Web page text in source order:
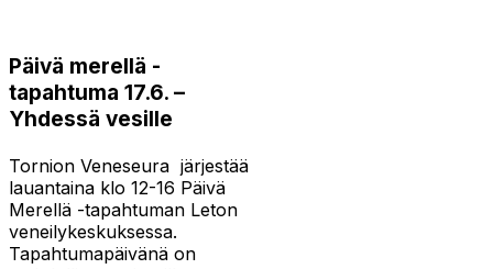
Päivä merellä -
tapahtuma 17.6. –
Yhdessä vesille
Tornion Veneseura järjestää
lauantaina klo 12-16 Päivä
Merellä -tapahtuman Leton
veneilykeskuksessa.
Tapahtumapäivänä on